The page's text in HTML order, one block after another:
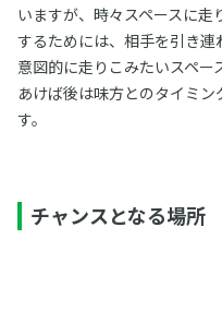
いますが、時々スペースに走
するためには、相手を引き
意図的に走りこみたいスペー
あけば後は味方とのタイミ
す。
チャンスとなる場所